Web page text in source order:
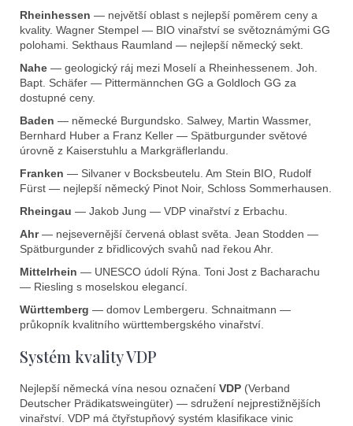
i
s
Rheinhessen — největší oblast s nejlepší poměrem ceny a
kvality. Wagner Stempel — BIO vinařství se světoznámými GG
polohami. Sekthaus Raumland — nejlepší německý sekt.
Nahe — geologický ráj mezi Moselí a Rheinhessenem. Joh.
Bapt. Schäfer — Pittermännchen GG a Goldloch GG za
dostupné ceny.
Baden — německé Burgundsko. Salwey, Martin Wassmer,
Bernhard Huber a Franz Keller — Spätburgunder světové
úrovně z Kaiserstuhlu a Markgräflerlandu.
Franken — Silvaner v Bocksbeutelu. Am Stein BIO, Rudolf
Fürst — nejlepší německý Pinot Noir, Schloss Sommerhausen.
Rheingau — Jakob Jung — VDP vinařství z Erbachu.
Ahr— nejsevernější červená oblast světa. Jean Stodden —
Spätburgunder z břidlicových svahů nad řekou Ahr.
Mittelrhein — UNESCO údolí Rýna. Toni Jost z Bacharachu
— Riesling s moselskou elegancí.
Württemberg — domov Lembergeru. Schnaitmann —
průkopník kvalitního württembergského vinařství.
Systém kvality VDP
Nejlepší německá vína nesou označení VDP (Verband
Deutscher Prädikatsweingüter) — sdružení nejprestižnějších
vinařství. VDP má čtyřstupňový systém klasifikace vinic